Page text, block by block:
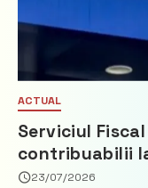
ACTUAL
Serviciul
contribuabilii
privind
23/07/2026